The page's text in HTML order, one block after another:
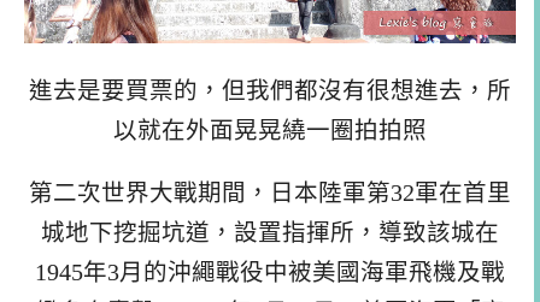
進去是要買票的，但我們都沒有很想進去，所
以就在外面晃晃繞一圈拍拍照
第二次世界大戰期間，日本陸軍第32軍在首里
城地下挖掘坑道，設置指揮所，導致該城在
1945年3月的沖繩戰役中被美國海軍飛機及戰